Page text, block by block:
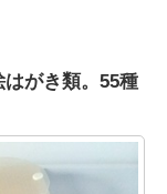
がき類。55種